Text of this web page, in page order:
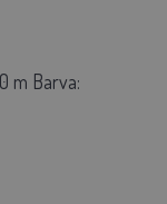
m Barva: